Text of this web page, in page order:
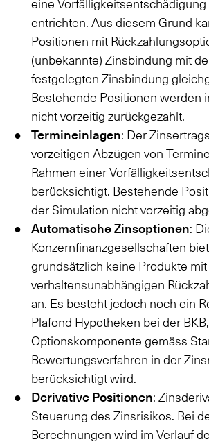
eine Vorfälligkeitsentschädigung
entrichten. Aus diesem Grund
Positionen mit
(unbekannte) Zinsbindung mit
festgelegten Zinsbindung
Bestehende Positionen werden
nicht vorzeitig zurückgezahlt.
Termineinlagen: Der
vorzeitigen Abzügen von
Rahmen einer
berücksichtigt. Bestehende
der Simulation nicht vorzeitig
Automatische Zinsoptionen:
Konzernfinanzgesellschaften
grundsätzlich keine Produkte
verhaltensunabhängigen
an. Es besteht jedoch noch ein
Plafond Hypotheken bei der
Optionskomponente gemäss
Bewertungsverfahren in der
berücksichtigt wird.
Derivative Positionen:
Steuerung des Zinsrisikos. Bei
Berechnungen wird im Verlauf